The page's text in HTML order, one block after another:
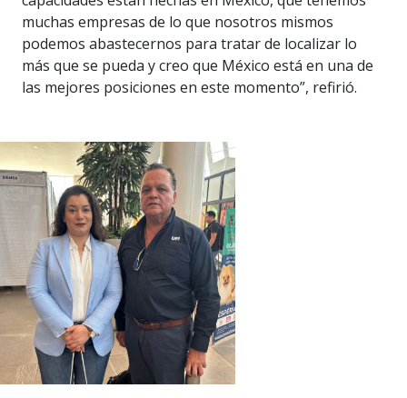
muchas empresas de lo que nosotros mismos
podemos abastecernos para tratar de localizar lo
más que se pueda y creo que México está en una de
las mejores posiciones en este momento”, refirió.